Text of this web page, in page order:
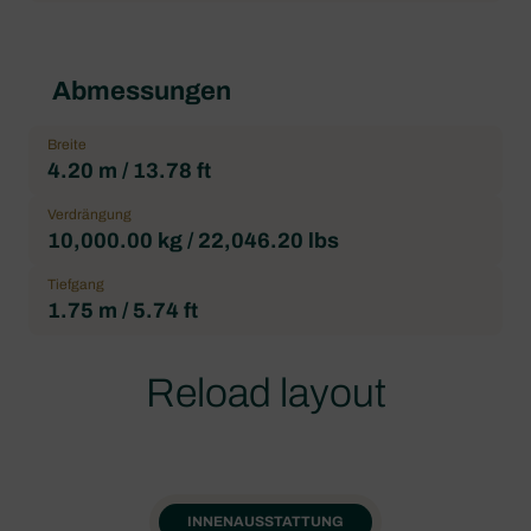
Abmessungen
Breite
4.20 m / 13.78 ft
Verdrängung
10,000.00 kg / 22,046.20 lbs
Tiefgang
1.75 m / 5.74 ft
Reload layout
INNENAUSSTATTUNG